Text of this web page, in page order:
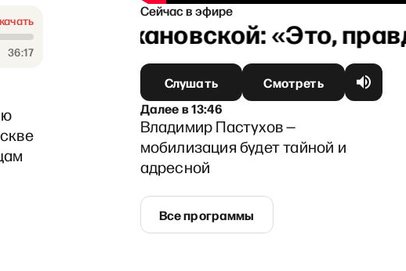
36:17
Сейчас в эфире
Тихановской: «Это,
Слушать
Смотреть
Далеев13:46
Владимир Пастухов —
мобилизация будет тайной и
адресной
Все программы